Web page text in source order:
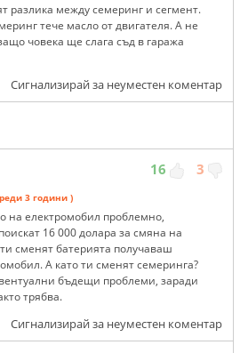
разлика между семеринг и сегмент.
тече масло от двигателя. А не
човека ще слага съд в гаража
Сигнализирай за неуместен коментар
16 3
3 години )
на електромобил проблемно,
16 000 долара за смяна на
сменят батерията получаваш
А като ти сменят семеринга?
бъдещи проблеми, заради
трябва.
Сигнализирай за неуместен коментар